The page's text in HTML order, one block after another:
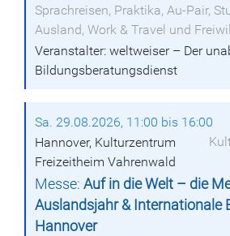
Sprachreisen, Praktika, Au-Pair,
Ausland, Work & Travel und
Veranstalter: weltweiser – Der
Bildungsberatungsdienst
Sa. 29.08.2026, 11:00 bis 16:00
Hannover, Kulturzentrum
Freizeitheim Vahrenwald
Messe:Auf in die Welt – die
Auslandsjahr & Internationale
Hannover